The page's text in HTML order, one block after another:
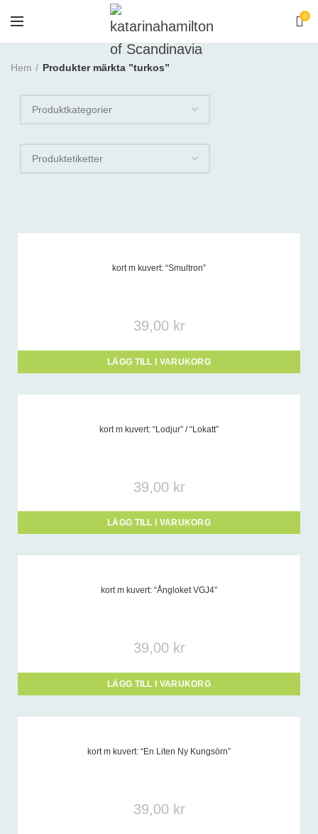
0
Hem Produkter märkta ”turkos”
kort m kuvert: “Smultron”
39,00 kr
LÄGG TILL I VARUKORG
kort m kuvert: “Lodjur” / “Lokatt”
39,00 kr
LÄGG TILL I VARUKORG
kort m kuvert: “Ångloket VGJ4”
39,00 kr
LÄGG TILL I VARUKORG
kort m kuvert: “En Liten Ny Kungsörn”
39,00 kr